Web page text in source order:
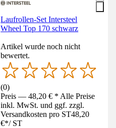
Laufrollen-Set Intersteel
Wheel Top 170 schwarz
Artikel wurde noch nicht
bewertet.
(0)
Preis — 48,20 € * Alle Preise
inkl. MwSt. und ggf. zzgl.
Versandkosten pro ST48,20
€*/ ST